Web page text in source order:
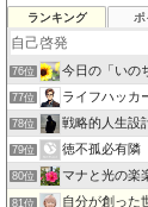
ランキング ポ
74位 まるのモノマ
75位 マルマルライ
76位 今日の「いの
77位 ライフハッカ
78位 戦略的人生設
79位 徳不孤必有隣
80位 マナと光の楽
81位 自分が創った